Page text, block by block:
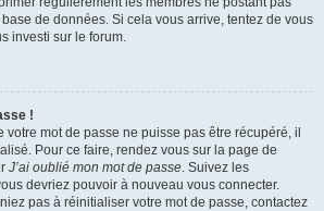
de données. Si cela vous arrive, tentez de vous
investi sur le forum.
!
votre mot de passe ne puisse pas être récupéré, il
Pour ce faire, rendez vous sur la page de
J’ai oublié mon mot de passe. Suivez les
devriez pouvoir à nouveau vous connecter.
pas à réinitialiser votre mot de passe, contactez